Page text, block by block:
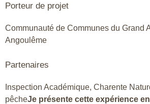
Porteur de projet
Communauté de Communes du Grand
Angoulême
Partenaires
Inspection Académique, Charente
pêcheJe présente cette expérience